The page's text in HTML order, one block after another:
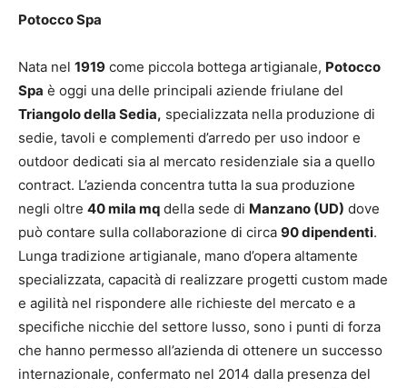
Potocco Spa
Nata nel 1919 come piccola bottega artigianale, Potocco
Spa è oggi una delle principali aziende friulane del
Triangolo della Sedia, specializzata nella produzione di
sedie, tavoli e complementi d’arredo per uso indoor e
outdoor dedicati sia al mercato residenziale sia a quello
contract. L’azienda concentra tutta la sua produzione
negli oltre 40 mila mq della sede di Manzano (UD) dove
può contare sulla collaborazione di circa 90 dipendenti.
Lunga tradizione artigianale, mano d’opera altamente
specializzata, capacità di realizzare progetti custom made
e agilità nel rispondere alle richieste del mercato e a
specifiche nicchie del settore lusso, sono i punti di forza
che hanno permesso all’azienda di ottenere un successo
internazionale, confermato nel 2014 dalla presenza del